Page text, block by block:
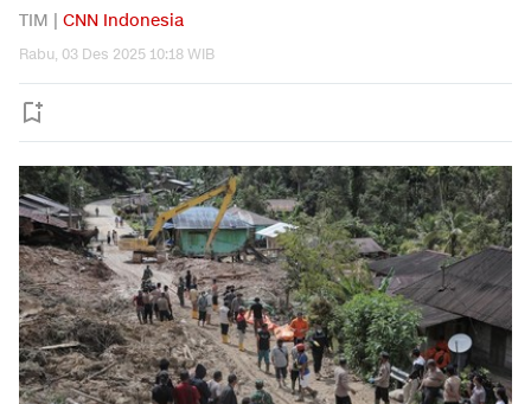
TIM | CNN Indonesia
Rabu, 03 Des 2025 10:18 WIB